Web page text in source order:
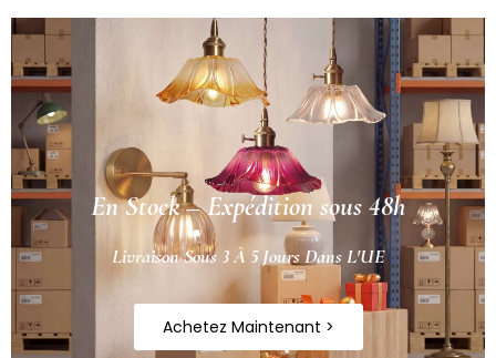
En Stock – Expédition sous 48h
Livraison Sous 3 À 5 Jours Dans L'UE
Achetez Maintenant >